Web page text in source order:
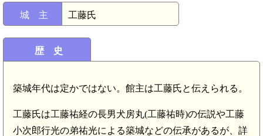
城 主 工藤氏
歴 史
築城年代は定かではない。館主は工藤氏と伝えられる。
工藤氏は工藤祐経の長男犬房丸(工藤祐時)の伝説や工藤
小次郎行光の弟祐光による築城などの伝承があるが、詳